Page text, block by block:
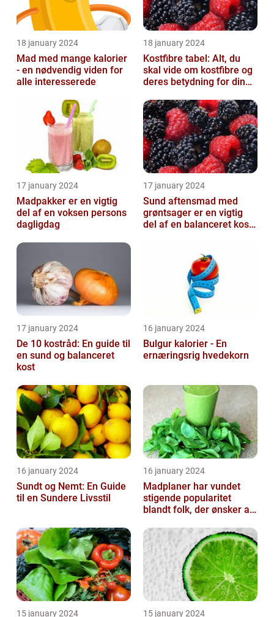
18 january 2024
Mad med mange kalorier
- en nødvendig viden for
alle interesserede
18 january 2024
Kostfibre tabel: Alt, du
skal vide om kostfibre og
deres betydning for din
17 january 2024
Madpakker er en vigtig
del af en voksen persons
dagligdag
17 january 2024
Sund aftensmad med
grøntsager er en vigtig
del af en balanceret kost,
17 january 2024
De 10 kostråd: En guide til
en sund og balanceret
kost
16 january 2024
Bulgur kalorier - En
ernæringsrig hvedekorn
16 january 2024
Sundt og Nemt: En Guide
til en Sundere Livsstil
16 january 2024
Madplaner har vundet
stigende popularitet
blandt folk, der ønsker at
deres...
15 january 2024 15 january 2024